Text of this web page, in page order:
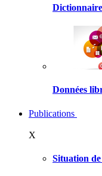
Données
Publications
X
Situation